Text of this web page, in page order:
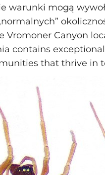
warunki mogą
Vromoner Canyon
contains
that thrive in